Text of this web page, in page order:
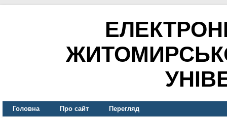
Головна Про сайт Перегляд